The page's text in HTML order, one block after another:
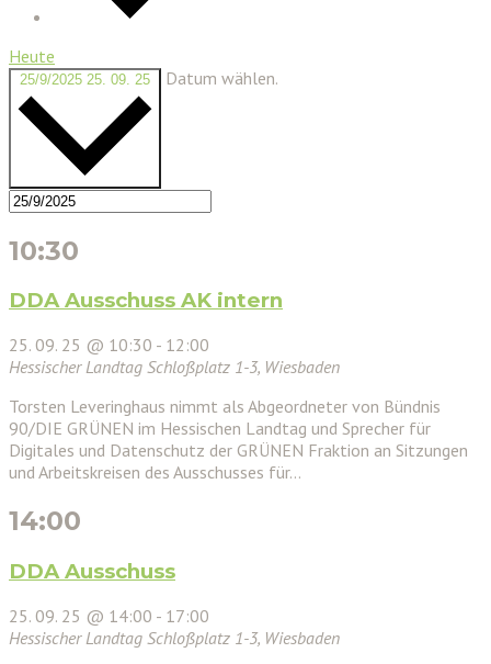
Heute
25/9/2025 25. 09. 25 Datum wählen.
10:30
DDA Ausschuss AK intern
25. 09. 25 @ 10:30 - 12:00
Hessischer Landtag Schloßplatz 1-3, Wiesbaden
Torsten Leveringhaus nimmt als Abgeordneter von Bündnis
90/DIE GRÜNEN im Hessischen Landtag und Sprecher für
Digitales und Datenschutz der GRÜNEN Fraktion an Sitzungen
und Arbeitskreisen des Ausschusses für…
14:00
DDA Ausschuss
25. 09. 25 @ 14:00 - 17:00
Hessischer Landtag Schloßplatz 1-3, Wiesbaden